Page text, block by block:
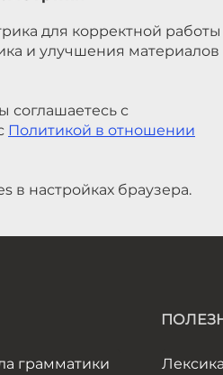
для корректной работы
и улучшения материалов
соглашаетесь с
Политикой в отношении
в настройках браузера.
грамматики Лексика